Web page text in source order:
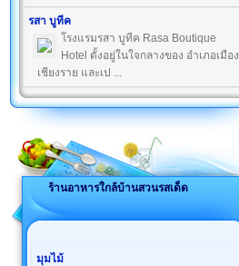
รสา บูทีค
โรงแรมรสา บูทีค Rasa Boutique
Hotel ตั้งอยู่ในใจกลางของ อำเภอเมือง
เชียงราย และเป ...
ร้านอาหารใกล้บ้านสวนรสเด็ด
มุมไม้